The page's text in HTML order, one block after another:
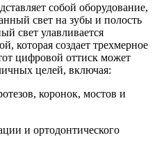
собой оборудование,
свет на зубы и полость
свет улавливается
которая создает трехмерное
цифровой оттиск может
целей, включая:
коронок, мостов и
и ортодонтического